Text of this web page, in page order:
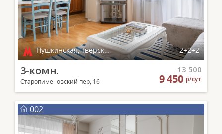
Пушкинская, Тверская, Чеховская, Маяковская 2+2+2
3-комн.
Старопименовский пер, 16
13 500
9 450р/сут
002